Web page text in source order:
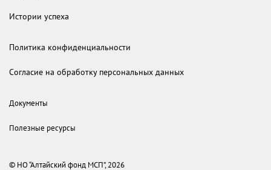
Истории успеха
Политика конфиденциальности
Согласие на обработку персональных данных
Документы
Полезные ресурсы
© НО “Алтайский фонд МСП”, 2026